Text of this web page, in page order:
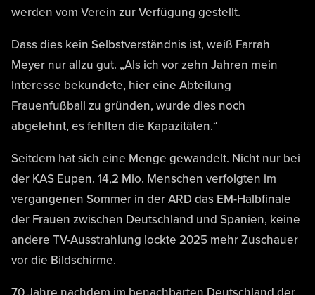
werden vom Verein zur Verfügung gestellt.
Dass dies kein Selbstverständnis ist, weiß Farrah
Meyer nur allzu gut. „Als ich vor zehn Jahren mein
Interesse bekundete, hier eine Abteilung
Frauenfußball zu gründen, wurde dies noch
abgelehnt, es fehlten die Kapazitäten.“
Seitdem hat sich eine Menge gewandelt. Nicht nur bei
der KAS Eupen. 14,2 Mio. Menschen verfolgten im
vergangenen Sommer in der ARD das EM-Halbfinale
der Frauen zwischen Deutschland und Spanien, keine
andere TV-Ausstrahlung lockte 2025 mehr Zuschauer
vor die Bildschirme.